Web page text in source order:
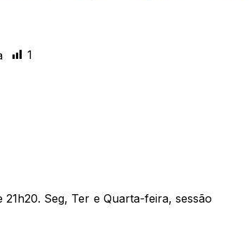
1
Seg, Ter e Quarta-feira, sessão